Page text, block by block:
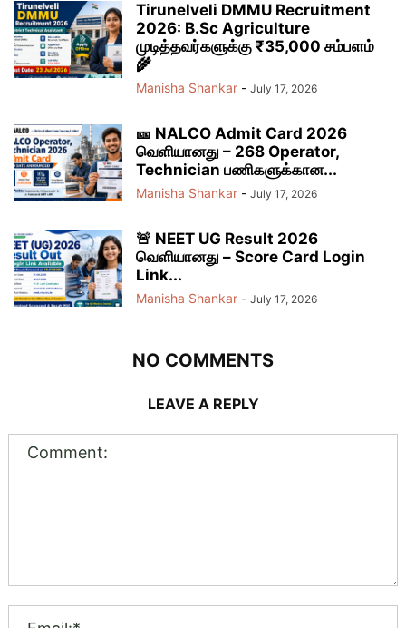
Tirunelveli DMMU Recruitment
2026: B.Sc Agriculture
முடித்தவர்களுக்கு ₹35,000 சம்பளம்
🌾
Manisha Shankar - July 17, 2026
🎫 NALCO Admit Card 2026
வெளியானது – 268 Operator,
Technician பணிகளுக்கான...
Manisha Shankar - July 17, 2026
🚨 NEET UG Result 2026
வெளியானது – Score Card Login
Link...
Manisha Shankar - July 17, 2026
NO COMMENTS
LEAVE A REPLY